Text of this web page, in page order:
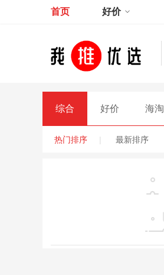
首页 好价
综合 好价 海淘
热门排序 | 最新排序